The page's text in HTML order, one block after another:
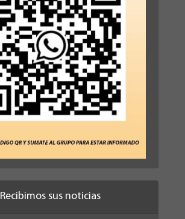
Recibimos sus noticias